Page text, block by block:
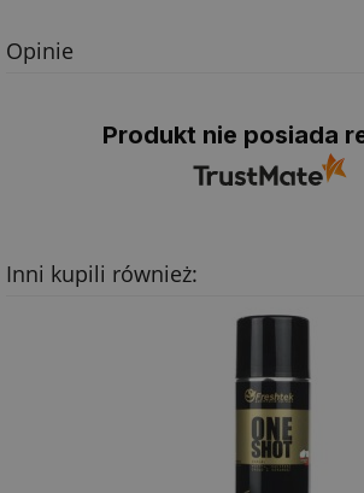
Opinie
Produkt nie posiada
Inni kupili również: